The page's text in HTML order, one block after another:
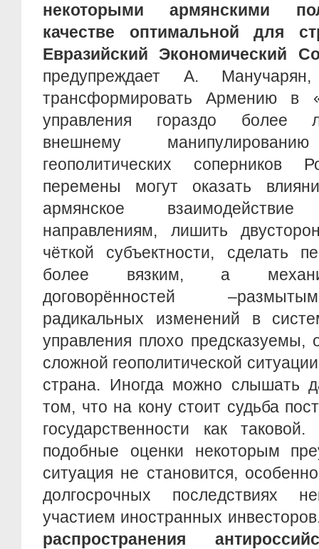
некоторыми армянскими
качестве оптимальной для
Евразийский Экономический
предупреждает А.
трансформировать Армению в
управления гораздо более
внешнему
геополитических соперников
перемены могут оказать
армянское
направлениям, лишить
чёткой субъектности, сделать
более вязким, а
договорённостей
радикальных изменений в
управления плохо предсказуемы,
сложной геополитической
страна. Иногда можно слышать
том, что на кону стоит судьба
государственности как
подобные оценки некоторым
ситуация не становится,
долгосрочных последствиях
участием иностранных
распространения